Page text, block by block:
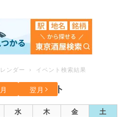
ンダー イベント検索結果
8月のイベント
翌月
水 木 金 土